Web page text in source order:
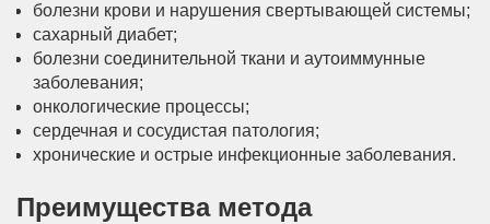
болезни крови и нарушения свертывающей системы;
сахарный диабет;
болезни соединительной ткани и аутоиммунные
заболевания;
онкологические процессы;
сердечная и сосудистая патология;
хронические и острые инфекционные заболевания.
Преимущества метода